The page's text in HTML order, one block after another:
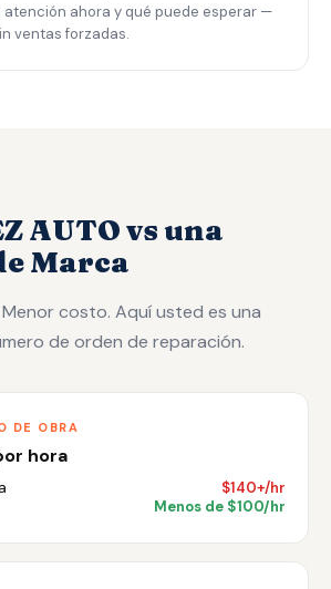
atención ahora y qué puede esperar —
ventas forzadas.
AUTO vs una
Marca
costo. Aquí usted es una
de orden de reparación.
DE OBRA
hora
$140+/hr
Menos de $100/hr